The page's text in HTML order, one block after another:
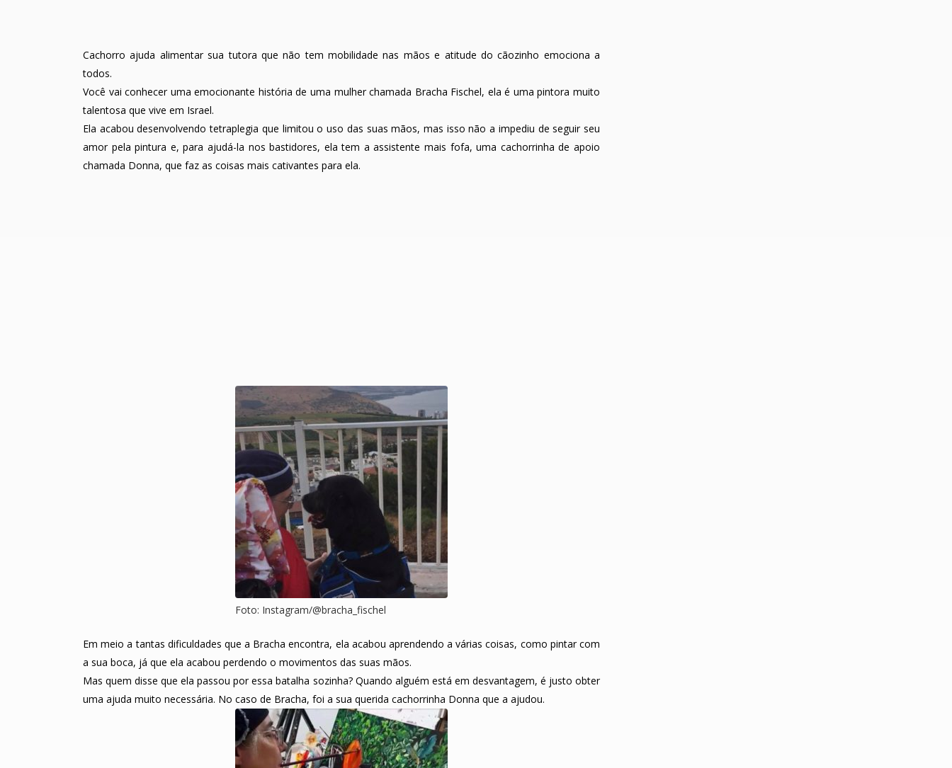
Cachorro ajuda alimentar sua tutora que não tem mobilidade nas mãos e atitude do cãozinho emociona a
todos.
Você vai conhecer uma emocionante história de uma mulher chamada Bracha Fischel, ela é uma pintora muito
talentosa que vive em Israel.
Ela acabou desenvolvendo tetraplegia que limitou o uso das suas mãos, mas isso não a impediu de seguir seu
amor pela pintura e, para ajudá-la nos bastidores, ela tem a assistente mais fofa, uma cachorrinha de apoio
chamada Donna, que faz as coisas mais cativantes para ela.
Foto: Instagram/@bracha_fischel
Em meio a tantas dificuldades que a Bracha encontra, ela acabou aprendendo a várias coisas, como pintar com
a sua boca, já que ela acabou perdendo o movimentos das suas mãos.
Mas quem disse que ela passou por essa batalha sozinha? Quando alguém está em desvantagem, é justo obter
uma ajuda muito necessária. No caso de Bracha, foi a sua querida cachorrinha Donna que a ajudou.